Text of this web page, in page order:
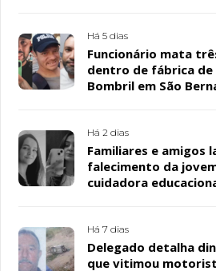
Há 5 dias
Funcionário mata
dentro de fábrica
Bombril em São
Há 2 dias
Familiares e amigos
falecimento da
cuidadora
Há 7 dias
Delegado detalha
que vitimou